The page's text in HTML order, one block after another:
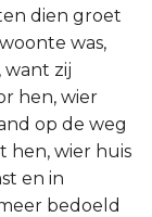
dien groet
was,
want zij
hen, wier
op de weg
hen, wier huis
en in
bedoeld